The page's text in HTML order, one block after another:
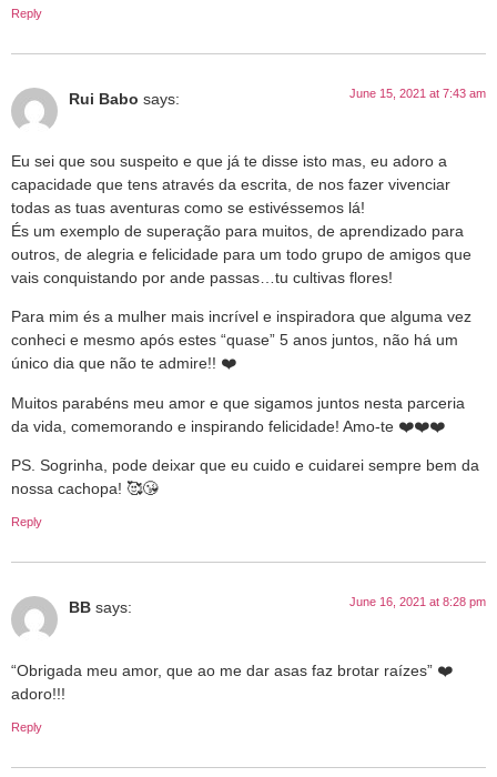
Reply
Rui Babo says: June 15, 2021 at 7:43 am
Eu sei que sou suspeito e que já te disse isto mas, eu adoro a
capacidade que tens através da escrita, de nos fazer vivenciar
todas as tuas aventuras como se estivéssemos lá!
És um exemplo de superação para muitos, de aprendizado para
outros, de alegria e felicidade para um todo grupo de amigos que
vais conquistando por ande passas…tu cultivas flores!
Para mim és a mulher mais incrível e inspiradora que alguma vez
conheci e mesmo após estes “quase” 5 anos juntos, não há um
único dia que não te admire!! ❤️
Muitos parabéns meu amor e que sigamos juntos nesta parceria
da vida, comemorando e inspirando felicidade! Amo-te ❤️❤️❤️
PS. Sogrinha, pode deixar que eu cuido e cuidarei sempre bem da
nossa cachopa! 🥰😘
Reply
BB says: June 16, 2021 at 8:28 pm
“Obrigada meu amor, que ao me dar asas faz brotar raízes” ❤️
adoro!!!
Reply